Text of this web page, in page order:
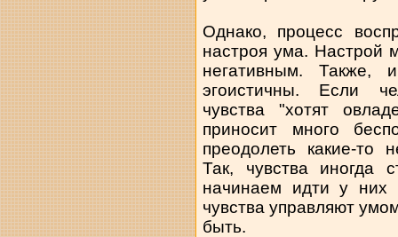
Однако, процесс
настроя ума. Настрой
негативным. Также,
эгоистичны. Если
чувства "хотят
приносит много
преодолеть какие-то
Так, чувства иногда
начинаем идти у них
чувства управляют
быть.